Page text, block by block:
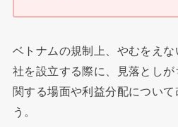
ベトナムの規制上、やむをえ
社を設立する際に、見落とし
関する場面や利益分配について
う。